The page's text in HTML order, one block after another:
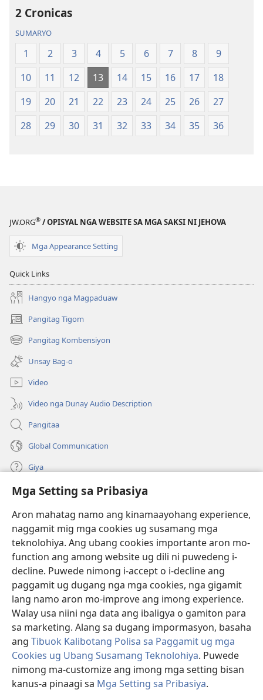
Mga Setting sa Pribasiya
Aron mahatag namo ang kinamaayohang experience,
naggamit mig mga cookies ug susamang mga
teknolohiya. Ang ubang cookies importante aron mo-
function ang among website ug dili ni puwedeng i-
decline. Puwede nimong i-accept o i-decline ang
paggamit ug dugang nga mga cookies, nga gigamit
lang namo aron mo-improve ang imong experience.
Walay usa niini nga data ang ibaligya o gamiton para
sa marketing. Alang sa dugang impormasyon, basaha
ang Tibuok Kalibotang Polisa sa Paggamit ug mga
Cookies ug Ubang Susamang Teknolohiya. Puwede
nimong ma-customize ang imong mga setting bisan
kanus-a pinaagi sa Mga Setting sa Pribasiya.
Balaang
Kasulatan
(Gihubad
Gikan
sa
2013
nga
Translation
Balaang
Kasulatan
(Gihubad
Gikan
sa
2013
nga
Translation
2 Cronicas
SUMARYO
1 2 3 4 5 6 7 8
9
10
11 12 13 14 15 16 17
18
19
20 21 22 23 24 25 26
27
28
29 30 31 32 33 34 35 36
JW.ORG® / OPISYAL NGA WEBSITE SA MGA SAKSI NI JEHOVA
Mga Appearance Setting
Quick Links
Hangyo nga Magpaduaw
Pangitag Tigom
(mo-
open
ug
bag-
ong
window)
Pangitag Kombensiyon
(mo-
open
ug
bag-
ong
window)
Unsay Bag-o
Video
Video nga Dunay Audio Description
Pangitaa
Global Communication
Giya
Donasyon
(mo-
open
bag-
ong
window)
Watchtower ONLINE NGA LIBRARYA
(mo-
open
ug
bag-
window)
JW Hub
(mo-
open
ug
bag-
ong
window)
JW Library
Watchtower Library
Copyright© 2026 Watch Tower Bible and Tract Society of Pennsylvania.
KONDISYONES SA PAGGAMIT|POLISA SA PRIBASIYA|
SA PRIBASIYA